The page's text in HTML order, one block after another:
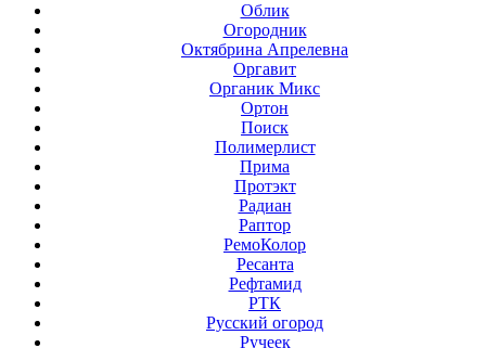
Облик
Огородник
Октябрина Апрелевна
Оргавит
Органик Микс
Ортон
Поиск
Полимерлист
Прима
Протэкт
Радиан
Раптор
РемоКолор
Ресанта
Рефтамид
РТК
Русский огород
Ручеек